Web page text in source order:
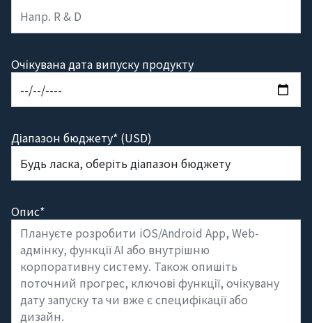
Очікувана дата випуску продукту
Діапазон бюджету* (USD)
Опис*